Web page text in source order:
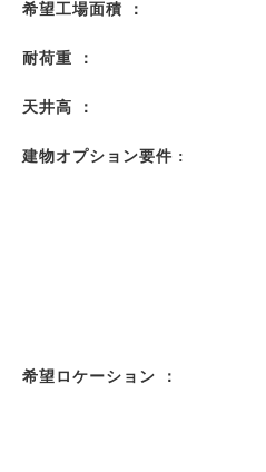
希望工場面積 ：
耐荷重 ：
天井高 ：
建物オプション要件 :
希望ロケーション ：